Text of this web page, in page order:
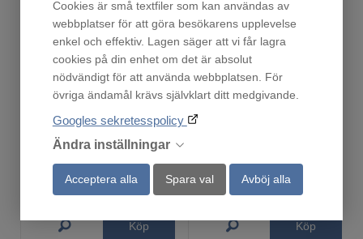
Cookies är små textfiler som kan användas av
webbplatser för att göra besökarens upplevelse
enkel och effektiv. Lagen säger att vi får lagra
cookies på din enhet om det är absolut
nödvändigt för att använda webbplatsen. För
övriga ändamål krävs självklart ditt medgivande.
Googles sekretesspolicy
Ändra inställningar
Acceptera alla Spara val Avböj alla
ODA8113S
Finns i lager!
5 999
Köp
Ronneby Bruk Gryta 3 liter
519
Köp